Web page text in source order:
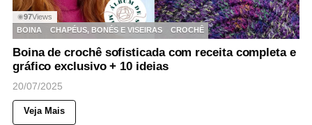
◉97Views
BOINA
CHAPÉUS, BONÉS E VISEIRAS CROCHÊ
Boina de crochê sofisticada com receita completa e
gráfico exclusivo + 10 ideias
20/07/2025
Veja Mais